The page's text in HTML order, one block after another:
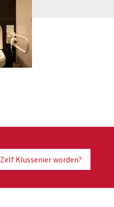
Zelf Klussenier worden?